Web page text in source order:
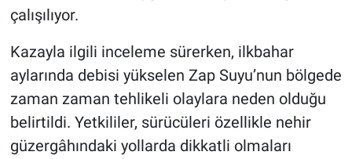
çalışılıyor.
Kazayla ilgili inceleme sürerken, ilkbahar
aylarında debisi yükselen Zap Suyu’nun bölgede
zaman zaman tehlikeli olaylara neden olduğu
belirtildi. Yetkililer, sürücüleri özellikle nehir
güzergâhındaki yollarda dikkatli olmaları